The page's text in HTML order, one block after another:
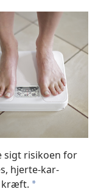
sigt risikoen for
hjerte-kar-
kræft. *